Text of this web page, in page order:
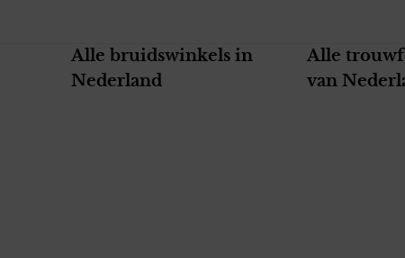
Alle bruidswinkels in
Nederland
Alle
van